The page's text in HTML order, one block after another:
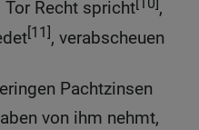
Tor Recht spricht
,
[11], verabscheuen
Pachtzinsen
von ihm nehmt,